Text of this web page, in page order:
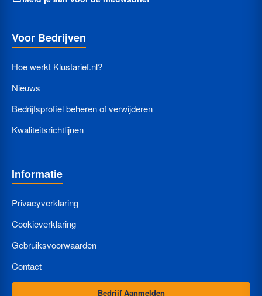
Voor Bedrijven
Hoe werkt Klustarief.nl?
Nieuws
Bedrijfsprofiel beheren of verwijderen
Kwaliteitsrichtlijnen
Informatie
Privacyverklaring
Cookieverklaring
Gebruiksvoorwaarden
Contact
Bedrijf Aanmelden